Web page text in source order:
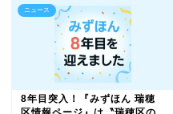
ニュース
8年目突入！『みずほん 瑞穂